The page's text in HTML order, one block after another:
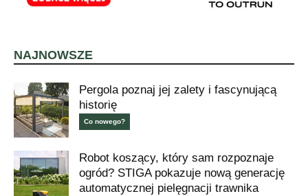
NAJNOWSZE
Pergola poznaj jej zalety i fascynującą
historię
Co nowego?
Robot koszący, który sam rozpoznaje
ogród? STIGA pokazuje nową generację
automatycznej pielęgnacji trawnika